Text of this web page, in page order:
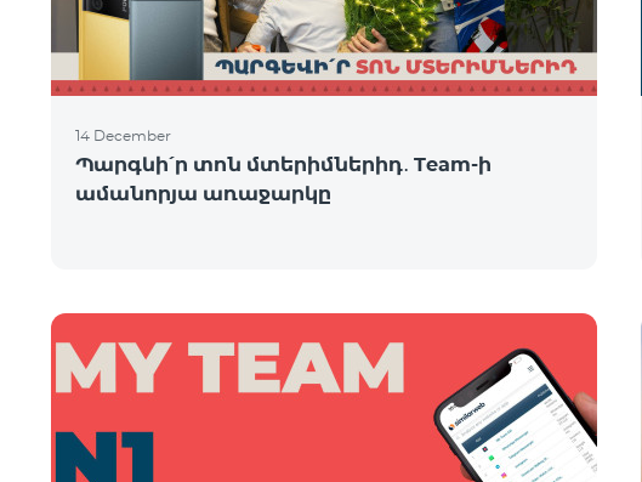
14 December
Պարգևի՛ր տոն մտերիմներիդ․ Team-ի
ամանորյա առաջարկը